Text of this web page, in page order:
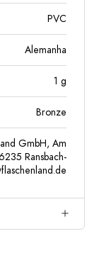
PVC
Alemanha
1 g
Bronze
GmbH, Am
Ransbach-